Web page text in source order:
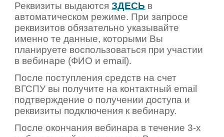
Реквизиты выдаютсяЗДЕСЬ в
автоматическом режиме. При запросе
реквизитов обязательно указывайте
именно те данные, которыми Вы
планируете воспользоваться при участии
в вебинаре (ФИО и email).
После поступления средств на счет
ВГСПУ вы получите на контактный email
подтверждение о получении доступа и
реквизиты подключения к вебинару.
После окончания вебинара в течение 3-х